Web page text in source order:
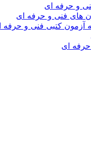
و حرفه ای
های فنی و حرفه ای
آزمون کتبی فنی و حرفه
حرفه ای